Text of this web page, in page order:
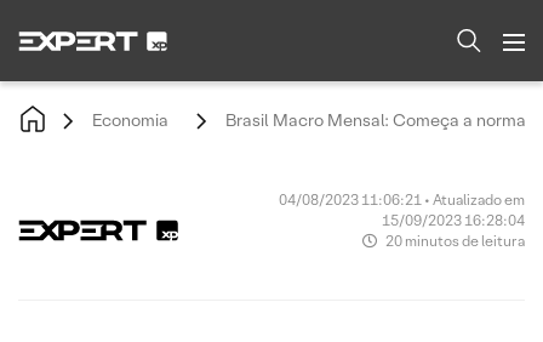
Economia Brasil Macro Mensal: Começa a
04/08/2023 11:06:21 • Atualizado em
15/09/2023 16:28:04
20 minutos de leitura